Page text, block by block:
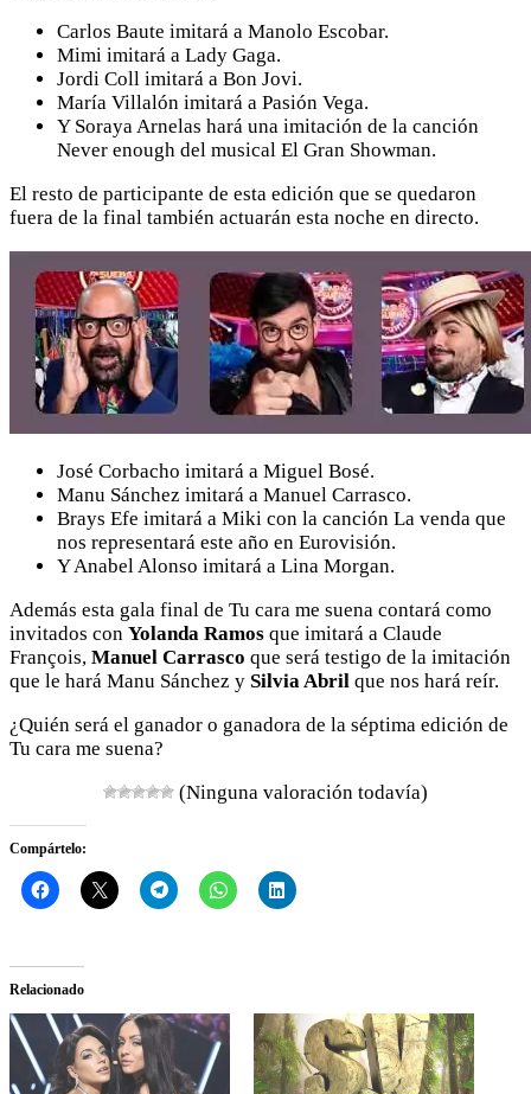
Carlos Baute imitará a Manolo Escobar.
Mimi imitará a Lady Gaga.
Jordi Coll imitará a Bon Jovi.
María Villalón imitará a Pasión Vega.
Y Soraya Arnelas hará una imitación de la canción
Never enough del musical El Gran Showman.
El resto de participante de esta edición que se quedaron
fuera de la final también actuarán esta noche en directo.
José Corbacho imitará a Miguel Bosé.
Manu Sánchez imitará a Manuel Carrasco.
Brays Efe imitará a Miki con la canción La venda que
nos representará este año en Eurovisión.
Y Anabel Alonso imitará a Lina Morgan.
Además esta gala final de Tu cara me suena contará como
invitados con Yolanda Ramos que imitará a Claude
François, Manuel Carrasco que será testigo de la imitación
que le hará Manu Sánchez y Silvia Abril que nos hará reír.
¿Quién será el ganador o ganadora de la séptima edición de
Tu cara me suena?
(Ninguna valoración todavía)
Compártelo:
Relacionado